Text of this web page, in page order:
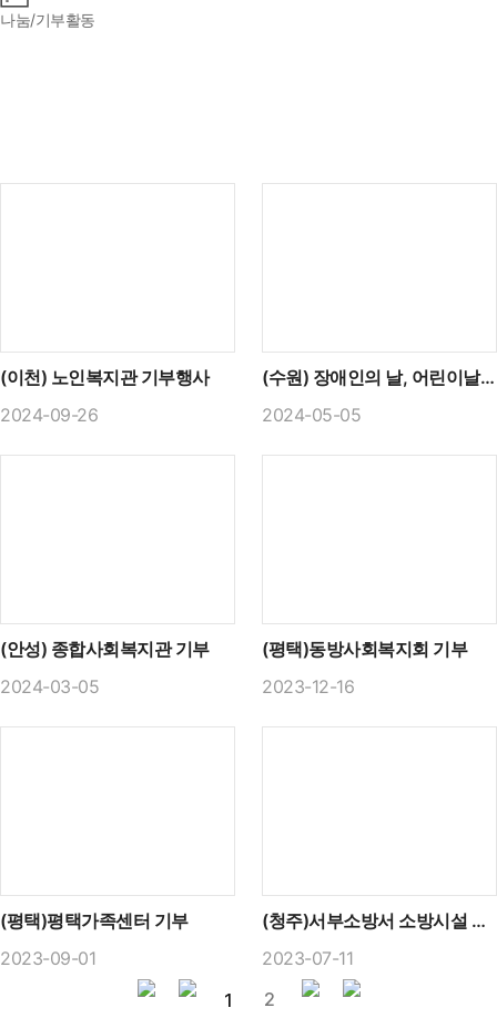
나눔/기부활동
(이천) 노인복지관 기부행사
2024-09-26
(수원) 장애인의 날, 어린이날 기념 장애아동 후원물품 기부
2024-05-05
(안성) 종합사회복지관 기부
2024-03-05
(평택)동방사회복지회 기부
2023-12-16
(평택)평택가족센터 기부
2023-09-01
(청주)서부소방서 소방시설 기증
2023-07-11
1 2